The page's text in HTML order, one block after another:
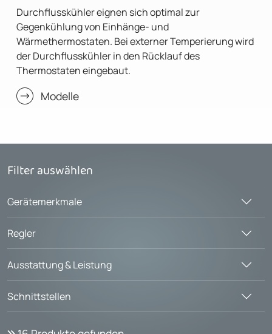
Durchflusskühler eignen sich optimal zur
Gegenkühlung von Einhänge- und
Wärmethermostaten. Bei externer Temperierung wird
der Durchflusskühler in den Rücklauf des
Thermostaten eingebaut.
Modelle
Filter auswählen
Gerätemerkmale
Regler
Ausstattung & Leistung
Schnittstellen